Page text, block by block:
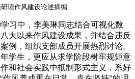
读作风建设论述摘编
习中，李美琳同志结合可视化数
大以来作风建设成果，并结合违反
例，组织支部成员开展热烈讨论。
学生，更应从求学阶段树牢规矩意
和社会实践中抵制形式主义，系好